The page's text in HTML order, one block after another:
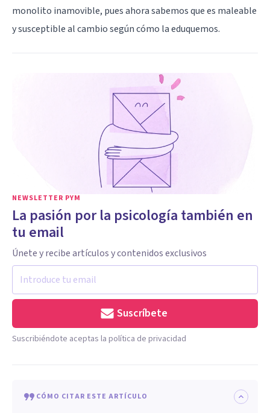
monolito inamovible, pues ahora sabemos que es maleable
y susceptible al cambio según cómo la eduquemos.
NEWSLETTER PYM
La pasión por la psicología también en
tu email
Únete y recibe artículos y contenidos exclusivos
Suscríbete
Suscribiéndote aceptas la política de privacidad
CÓMO CITAR ESTE ARTÍCULO